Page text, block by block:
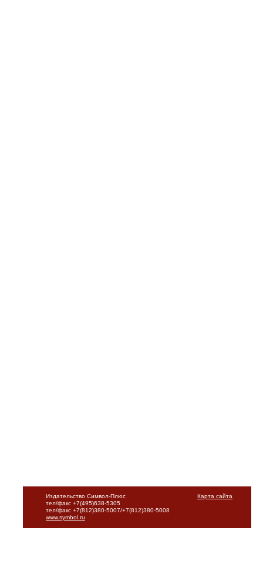
Карта сайта
Издательство Символ-Плюс
тел/факс +7(495)638-5305
тел/факс +7(812)380-5007/+7(812)380-5008
www.symbol.ru